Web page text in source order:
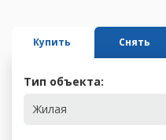
Купить Снять
Тип объекта:
Жилая